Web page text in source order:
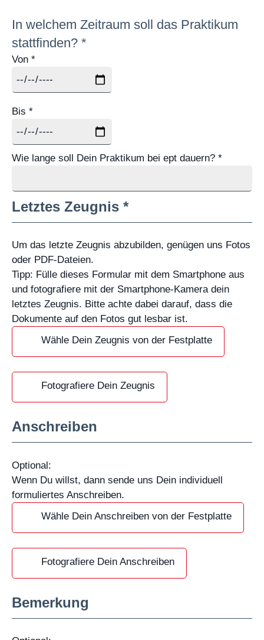
In welchem Zeitraum soll das Praktikum
stattfinden? *
Von *
Bis *
Wie lange soll Dein Praktikum bei ept dauern? *
Letztes Zeugnis *
Um das letzte Zeugnis abzubilden, genügen uns Fotos
oder PDF-Dateien.
Tipp: Fülle dieses Formular mit dem Smartphone aus
und fotografiere mit der Smartphone-Kamera dein
letztes Zeugnis. Bitte achte dabei darauf, dass die
Dokumente auf den Fotos gut lesbar ist.
Wähle Dein Zeugnis von der Festplatte
Fotografiere Dein Zeugnis
Anschreiben
Optional:
Wenn Du willst, dann sende uns Dein individuell
formuliertes Anschreiben.
Wähle Dein Anschreiben von der Festplatte
Fotografiere Dein Anschreiben
Bemerkung